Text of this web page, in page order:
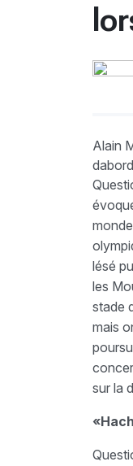
Alain
lésé
les
stade
mais
sur la